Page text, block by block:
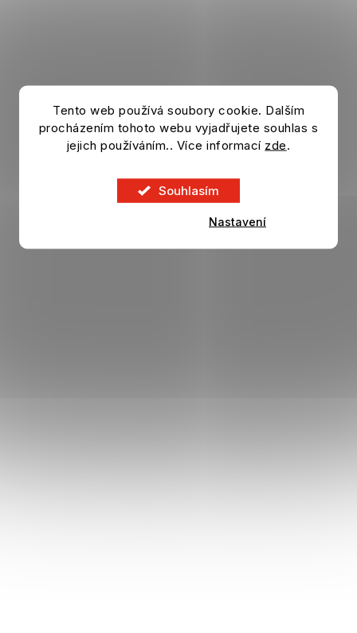
Tento web používá soubory cookie. Dalším
procházením tohoto webu vyjadřujete souhlas s
jejich používáním.. Více informací zde.
Souhlasím
Nastavení
Skladem